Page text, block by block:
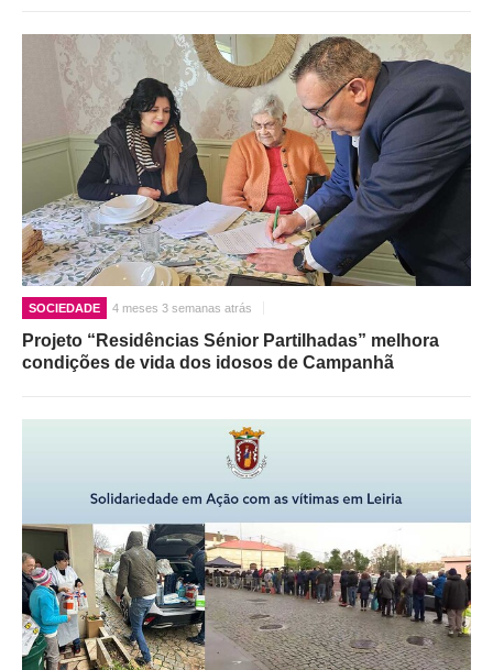
SOCIEDADE 4 meses 3 semanas atrás
Projeto “Residências Sénior Partilhadas” melhora
condições de vida dos idosos de Campanhã